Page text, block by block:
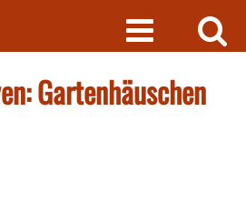
Gartenhäuschen